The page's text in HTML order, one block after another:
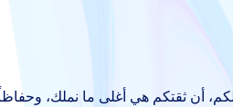
أن ثقتكم هي أغلى ما نملك،